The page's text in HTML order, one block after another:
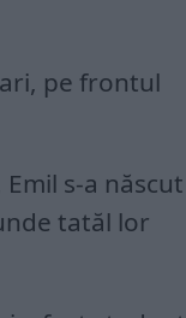
pe frontul
Emil s-a născut
tatăl lor